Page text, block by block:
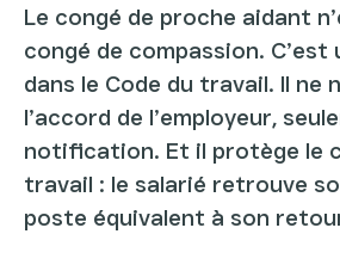
Le congé de proche aidant
congé de compassion.
dans le Code du travail. Il ne
l’accord de l’employeur,
notification. Et il protège le
travail : le salarié retrouve
poste équivalent à son